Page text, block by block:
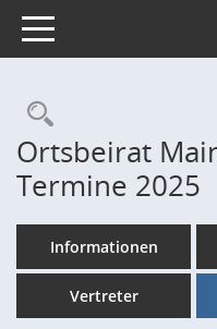
Toggle navigation
Ortsbeirat
Termine 2025
Informationen
Vertreter